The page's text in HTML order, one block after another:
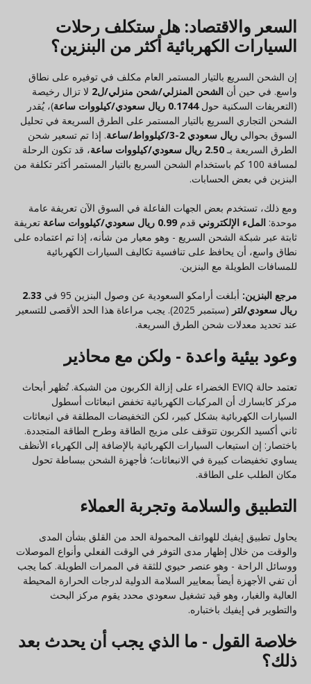
السعر والاقتصاد: هل ستكلف رحلات
السيارات الكهربائية أكثر من البنزين؟
إن الشحن السريع بالتيار المستمر العام مكلف في توفيره على نطاق
واسع. في حين أن الشحن المنزلي/شحن منزلي/ل2
لا تزال رخيصة
(التعريفات السكنية حول0.1744 ريال سعودي/كيلووات ساعة
)، يُقدر
الشحن التجاري السريع بالتيار المستمر على الطرق السريعة في تحليل
السوق بحوالي ريال سعودي 2-3/كيلوواط/ساعة
. إذا تم تسعير شحن
الطرق السريعة بـ2.50 ريال سعودي/كيلووات ساعة
، قد تكون الرحلة
لمسافة 100 كم باستخدام الشحن السريع بالتيار المستمر أكثر تكلفة من
البنزين في بعض الحسابات.
ومع ذلك، تستخدم بعض الجهات الفاعلة في السوق الآن تعريفة عامة
موحدة: الملء الإلكتروني قدم 0.99 ريال سعودي/كيلووات ساعة
تعريفة
ثابتة عبر شبكة الشحن السريع - وهو معيار من شأنه، إذا تم اعتماده على
نطاق واسع، أن يحافظ على تنافسية تكاليف السيارات الكهربائية
للمسافات الطويلة مع البنزين.
مرجع البنزين: أبلغت أرامكو السعودية عن وصول البنزين 95 في
2.33
ريال سعودي/لتر
(سبتمبر 2025). يجب مراعاة هذا الحد الأقصى للتسعير
عند تحديد معدلات شحن الطرق السريعة.
وعود بيئية واعدة - ولكن مع محاذير
تعتمد حالة EVIQ الخضراء على إزالة الكربون من الشبكة. تُظهر أبحاث
مركز كابسارك أن المركبات الكهربائية تخفض انبعاثات أسطول
السيارات الكهربائية بشكل كبير، لكن التخفيضات المطلقة في انبعاثات
ثاني أكسيد الكربون تتوقف على مزيج الطاقة وطرح الطاقة المتجددة.
باختصار: إن استيعاب السيارات الكهربائية بالإضافة إلى الكهرباء الأنظف
يساوي تخفيضات كبيرة في الانبعاثات؛ فأجهزة الشحن ببساطة تحول
مكان الطلب على الطاقة.
التطبيق والسلامة وتجربة العملاء
يحاول تطبيق إيفيك للهواتف المحمولة الحد من القلق بشأن المدى
والوقت من خلال إظهار مدى التوفر في الوقت الفعلي وأنواع الموصلات
ووسائل الراحة - وهو عنصر حيوي للثقة في الممرات الطويلة. كما يجب
أن تفي الأجهزة أيضاً بمعايير السلامة الدولية لدرجات الحرارة المحيطة
العالية والغبار، وهو قيد تشغيل سعودي محدد يقوم مركز البحث
والتطوير في إيفيك باختباره.
خلاصة القول - ما الذي يجب أن يحدث بعد
ذلك؟